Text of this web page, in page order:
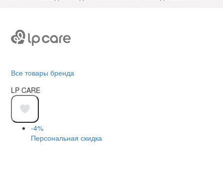
Все товары бренда
LP CARE
-4%
Персональная скидка